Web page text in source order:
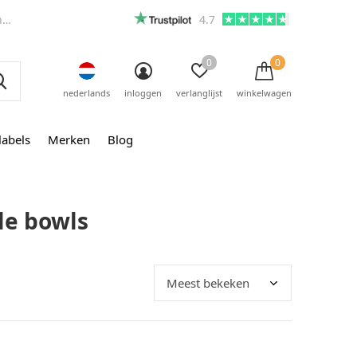
Merken Blog
nederlands inloggen verlanglijst
0
winkelwagen
0
4.7
bowls